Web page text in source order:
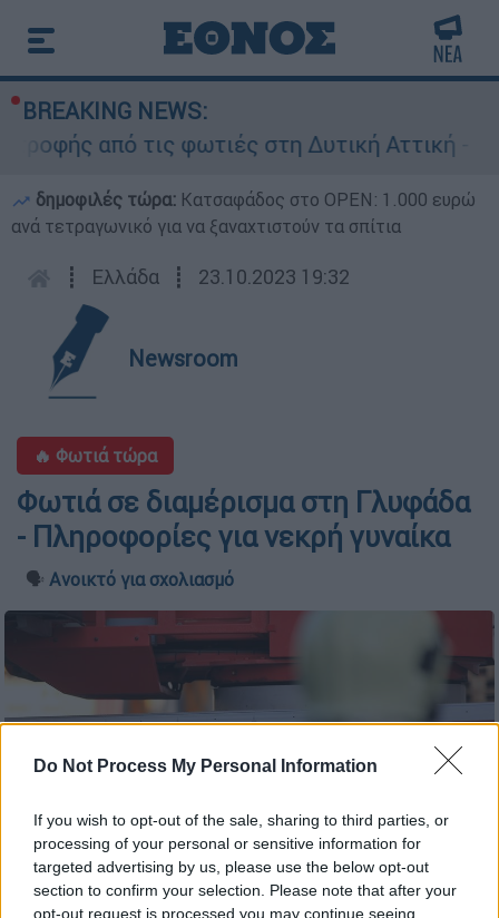
Do Not Process My Personal Information
If you wish to opt-out of the sale, sharing to third parties, or
processing of your personal or sensitive information for
targeted advertising by us, please use the below opt-out
section to confirm your selection. Please note that after your
opt-out request is processed you may continue seeing
BREAKING NEWS:
από τις φωτιές στη Δυτική Αττική - Οι
δημοφιλές τώρα: Κατσαφάδος στο OPEN: 1.000 ευρώ
ανά τετραγωνικό για να ξαναχτιστούν τα σπίτια
┋ Ελλάδα ┋ 23.10.2023 19:32
Newsroom
🔥 Φωτιά τώρα
Φωτιά σε διαμέρισμα στη Γλυφάδα
- Πληροφορίες για νεκρή γυναίκα
🗣️ Ανοικτό για σχολιασμό
Πυροσβεστική (EUROKINISSI)